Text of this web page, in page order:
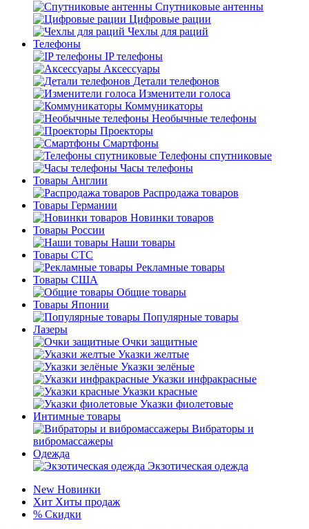
Спутниковые антенны
Цифровые рации
Чехлы для раций
Телефоны
IP телефоны
Аксессуары
Детали телефонов
Изменители голоса
Коммуникаторы
Необычные телефоны
Проекторы
Смартфоны
Телефоны спутниковые
Часы телефоны
Товары Англии
Распродажа товаров
Товары Германии
Новинки товаров
Товары России
Наши товары
Товары СТС
Рекламные товары
Товары США
Общие товары
Товары Японии
Популярные товары
Лазеры
Очки защитные
Указки желтые
Указки зелёные
Указки инфракрасные
Указки красные
Указки фиолетовые
Интимные товары
Вибраторы и
вибромассажеры
Одежда
Экзотическая одежда
New Новинки
Хит Хиты продаж
% Скидки